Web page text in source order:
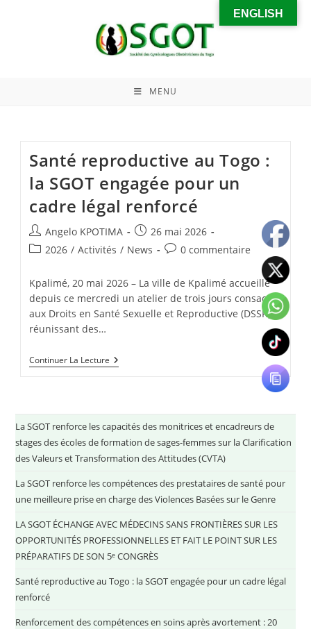
MENU
Santé reproductive au Togo :
la SGOT engagée pour un
cadre légal renforcé
Angelo KPOTIMA
26 mai 2026
2026 / Activités / News 0 commentaire
Kpalimé, 20 mai 2026 – La ville de Kpalimé accueille
depuis ce mercredi un atelier de trois jours consacré
aux Droits en Santé Sexuelle et Reproductive (DSSR),
réunissant des…
Continuer La Lecture
La SGOT renforce les capacités des monitrices et encadreurs de
stages des écoles de formation de sages-femmes sur la Clarification
des Valeurs et Transformation des Attitudes (CVTA)
La SGOT renforce les compétences des prestataires de santé pour
une meilleure prise en charge des Violences Basées sur le Genre
LA SGOT ÉCHANGE AVEC MÉDECINS SANS FRONTIÈRES SUR LES
OPPORTUNITÉS PROFESSIONNELLES ET FAIT LE POINT SUR LES
PRÉPARATIFS DE SON 5ᵉ CONGRÈS
Santé reproductive au Togo : la SGOT engagée pour un cadre légal
renforcé
Renforcement des compétences en soins après avortement : 20
ENGLISH